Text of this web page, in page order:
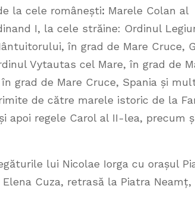
la cele româneștiꓽ Marele Colan al
I, la cele străine: Ordinul
în grad de Mare Cruce,
Vytautas cel Mare, în grad de
grad de Mare Cruce, Spania și
de către marele istoric de la
apoi regele Carol al II-lea, precum
lui Nicolae Iorga cu orașul
Cuza, retrasă la Piatra Neamț,